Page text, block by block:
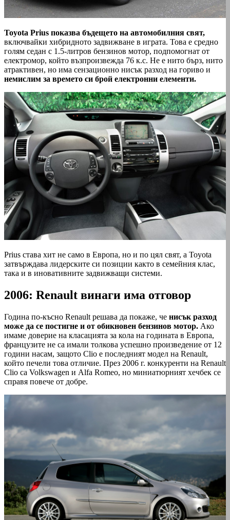
Toyota Prius показва бъдещето на автомобилния свят,
включвайки хибридното задвижване в играта. Това е средно
голям седан с 1.5-литров бензинов мотор, подпомогнат от
електромор, който възпроизвежда 76 к.с. Не е нито бърз, нито
атрактивен, но има сензационно нисък разход на гориво и
немислим за времето си брой електронни елементи.
Prius става хит не само в Европа, но и по цял свят, а Toyota
затвърждава лидерските си позиции както в семейния клас,
така и в иновативните задвижващи системи.
2006: Renault винаги има отговор
Година по-късно Renault решава да покаже, че нисък разход
може да се постигне и от обикновен бензинов мотор. Ако
имаме доверие на класацията за кола на годината в Европа,
французите не са имали толкова успешно произведение от 12
години насам, защото Clio е последният модел на Renault,
който печели това отличие. През 2006 г. конкуренти на Renault
Clio са Volkswagen и Alfa Romeo, но миниатюрният хечбек се
справя повече от добре.